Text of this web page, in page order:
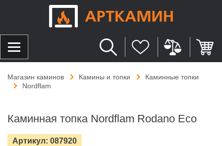
Магазин каминов Камины и топки
Каминные топки
Nordflam
Каминная топка Nordflam Rodano Eco
Артикул: 087920